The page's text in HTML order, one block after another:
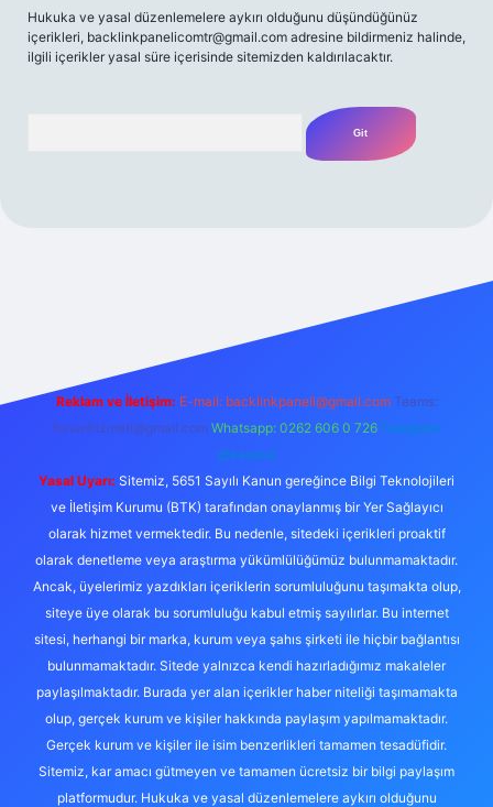
Hukuka ve yasal düzenlemelere aykırı olduğunu düşündüğünüz
içerikleri, backlinkpanelicomtr@gmail.com adresine bildirmeniz halinde,
ilgili içerikler yasal süre içerisinde sitemizden kaldırılacaktır.
Reklam ve İletişim: E-mail: backlinkpaneli@gmail.com Teams:
forumhizmeti@gmail.com Whatsapp: 0262 606 0 726 Telegram:
@karabul
Yasal Uyarı: Sitemiz, 5651 Sayılı Kanun gereğince Bilgi Teknolojileri
ve İletişim Kurumu (BTK) tarafından onaylanmış bir Yer Sağlayıcı
olarak hizmet vermektedir. Bu nedenle, sitedeki içerikleri proaktif
olarak denetleme veya araştırma yükümlülüğümüz bulunmamaktadır.
Ancak, üyelerimiz yazdıkları içeriklerin sorumluluğunu taşımakta olup,
siteye üye olarak bu sorumluluğu kabul etmiş sayılırlar. Bu internet
sitesi, herhangi bir marka, kurum veya şahıs şirketi ile hiçbir bağlantısı
bulunmamaktadır. Sitede yalnızca kendi hazırladığımız makaleler
paylaşılmaktadır. Burada yer alan içerikler haber niteliği taşımamakta
olup, gerçek kurum ve kişiler hakkında paylaşım yapılmamaktadır.
Gerçek kurum ve kişiler ile isim benzerlikleri tamamen tesadüfidir.
Sitemiz, kar amacı gütmeyen ve tamamen ücretsiz bir bilgi paylaşım
platformudur. Hukuka ve yasal düzenlemelere aykırı olduğunu